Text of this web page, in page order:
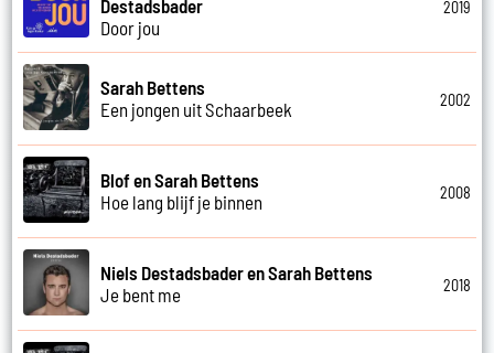
Destadsbader
Door jou
2019
Sarah Bettens
Een jongen uit Schaarbeek
2002
Blof en Sarah Bettens
Hoe lang blijf je binnen
2008
Niels Destadsbader en Sarah Bettens
Je bent me
2018